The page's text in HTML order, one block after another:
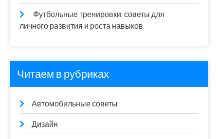
Футбольные тренировки: советы для
личного развития и роста навыков
Читаем в рубриках
Автомобильные советы
Дизайн